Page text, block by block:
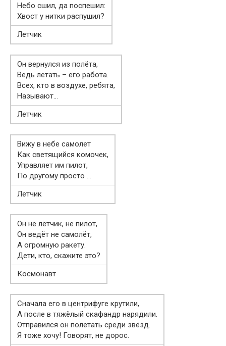
Небо сшил, да поспешил:
Хвост у нитки распушил?
Летчик
Он вернулся из полёта,
Ведь летать – его работа.
Всех, кто в воздухе, ребята,
Называют…
Летчик
Вижу в небе самолет
Как светящийся комочек,
Управляет им пилот,
По другому просто …
Летчик
Он не лётчик, не пилот,
Он ведёт не самолёт,
А огромную ракету.
Дети, кто, скажите это?
Космонавт
Сначала его в центрифуге крутили,
А после в тяжёлый скафандр нарядили.
Отправился он полетать среди звёзд.
Я тоже хочу! Говорят, не дорос.